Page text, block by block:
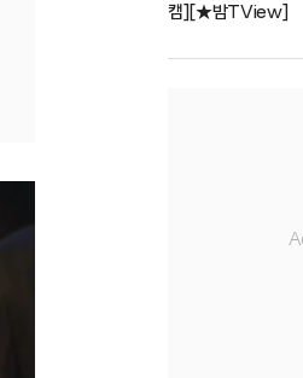
캠][★밤TView]